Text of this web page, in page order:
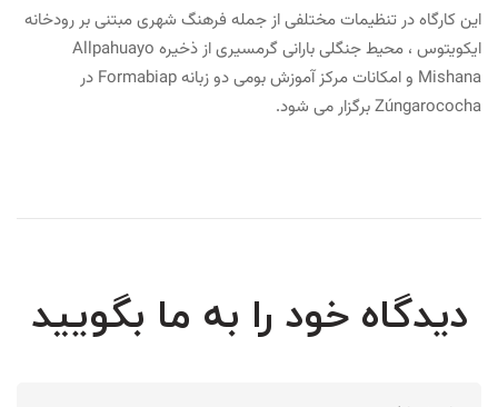
این کارگاه در تنظیمات مختلفی از جمله فرهنگ شهری مبتنی بر رودخانه
ایکویتوس ، محیط جنگلی بارانی گرمسیری از ذخیره Allpahuayo
Mishana و امکانات مرکز آموزش بومی دو زبانه Formabiap در
Zúngarococha برگزار می شود.
دیدگاه خود را به ما بگویید